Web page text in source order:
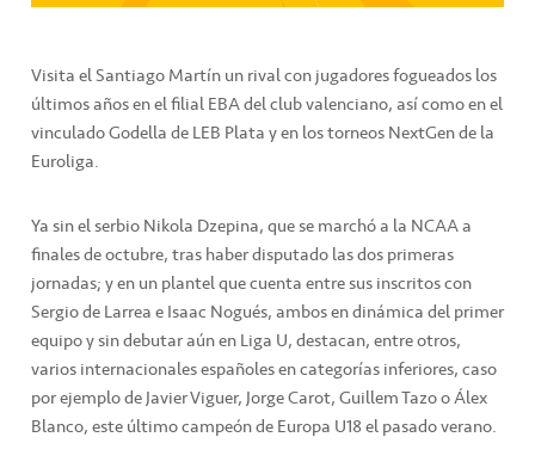
Visita el Santiago Martín un rival con jugadores fogueados los
últimos años en el filial EBA del club valenciano, así como en el
vinculado Godella de LEB Plata y en los torneos NextGen de la
Euroliga.
Ya sin el serbio Nikola Dzepina, que se marchó a la NCAA a
finales de octubre, tras haber disputado las dos primeras
jornadas; y en un plantel que cuenta entre sus inscritos con
Sergio de Larrea e Isaac Nogués, ambos en dinámica del primer
equipo y sin debutar aún en Liga U, destacan, entre otros,
varios internacionales españoles en categorías inferiores, caso
por ejemplo de Javier Viguer, Jorge Carot, Guillem Tazo o Álex
Blanco, este último campeón de Europa U18 el pasado verano.